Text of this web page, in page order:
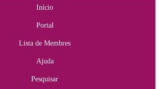
Início
Portal
Lista de Membres
Ajuda
Pesquisar